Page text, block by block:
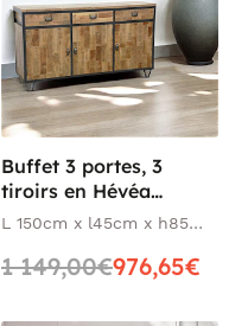
Buffet 3 portes, 3
tiroirs en Hévéa
recyclé naturel et
LOFT
L 150cm x l45cm x h85
1 149,00€976,65€